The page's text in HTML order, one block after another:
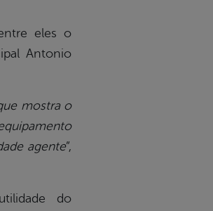
eles o
Antonio
mostra o
agente”,
do